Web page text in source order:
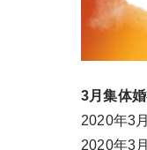
3月集体
2020年3
2020年3